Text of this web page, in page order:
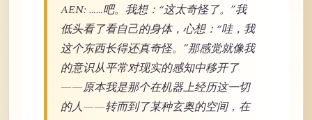
AEN: ……吧。我想：“这太奇怪了。”我
低头看了看自己的身体，心想：“哇，我
这个东西长得还真奇怪。”那感觉就像我
的意识从平常对现实的感知中移开了
——原本我是那个在机器上经历这一切
的人——转而到了某种玄奥的空间，在